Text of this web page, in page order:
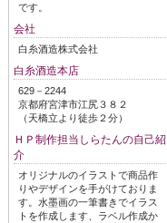
です。
会社
白糸酒造株式会社
白糸酒造本店
629－2244
京都府宮津市江尻３８２
（天橋立より徒歩２分）
ＨＰ制作担当しらたんの自己紹
介
オリジナルのイラストで商品作
りやデザインを手がけておりま
す。水墨画の一筆書きでイラス
トを作成します、ラベル作成か